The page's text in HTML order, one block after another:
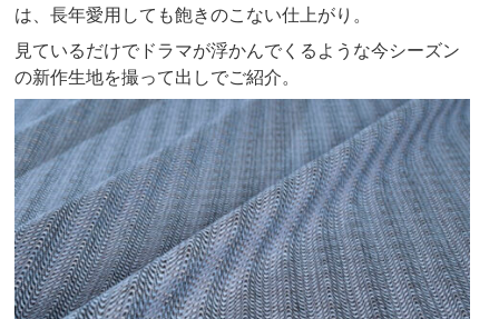
は、長年愛用しても飽きのこない仕上がり。
見ているだけでドラマが浮かんでくるような今シーズン
の新作生地を撮って出しでご紹介。